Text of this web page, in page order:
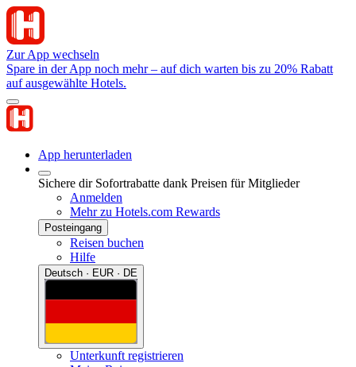
Zur App wechseln
Spare in der App noch mehr – auf dich warten bis zu 20% Rabatt
auf ausgewählte Hotels.
App herunterladen
Sichere dir Sofortrabatte dank Preisen für Mitglieder
Anmelden
Mehr zu Hotels.com Rewards
Posteingang
Reisen buchen
Hilfe
Deutsch · EUR · DE
Unterkunft registrieren